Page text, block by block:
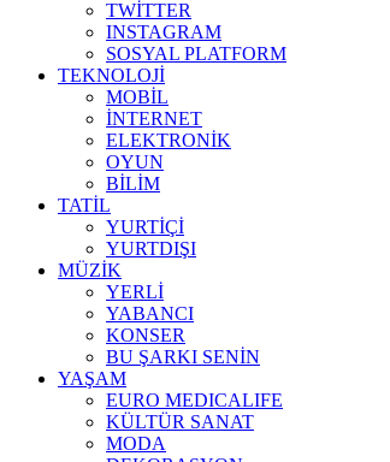
TWİTTER
INSTAGRAM
SOSYAL PLATFORM
TEKNOLOJİ
MOBİL
İNTERNET
ELEKTRONİK
OYUN
BİLİM
TATİL
YURTİÇİ
YURTDIŞI
MÜZİK
YERLİ
YABANCI
KONSER
BU ŞARKI SENİN
YAŞAM
EURO MEDICALIFE
KÜLTÜR SANAT
MODA